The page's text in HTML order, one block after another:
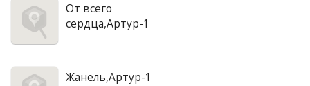
От всего
сердца,Артур-1
Жанель,Артур-1